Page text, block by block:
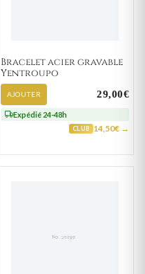
Bracelet acier gravable
Yentroupo
AJOUTER 29,00€
Expédié 24-48h
CLUB 14,50€ →